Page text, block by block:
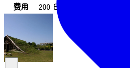
费用
200 日元起（含税）